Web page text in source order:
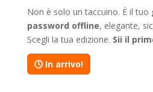
Non è solo un taccuino. È il tuo
password offline, elegante,
Scegli la tua edizione. Sii il
🕓 In arrivo!